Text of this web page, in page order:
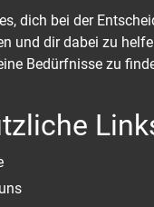
dich bei der
und dir dabei zu
Bedürfnisse zu